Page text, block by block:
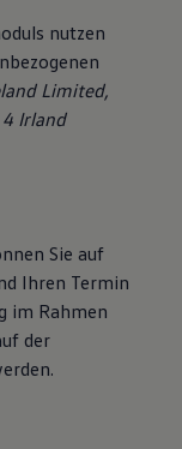
nutzen
Limited,
Irland
Sie auf
Ihren Termin
im Rahmen
der